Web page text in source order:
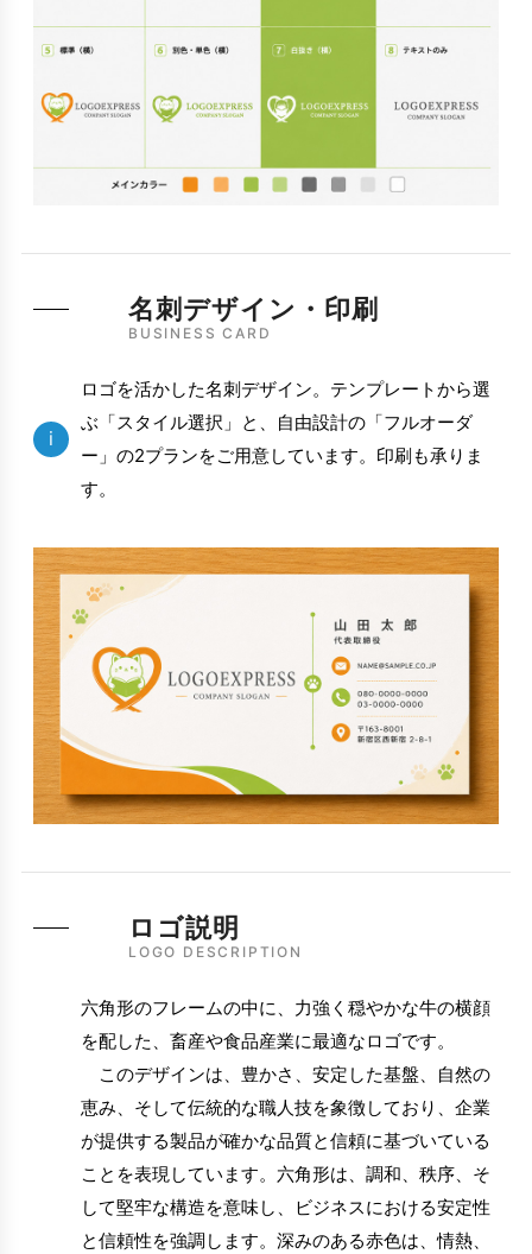
名刺デザイン・印刷
BUSINESS CARD
i
ロゴを活かした名刺デザイン。テンプレートから選
ぶ「スタイル選択」と、自由設計の「フルオーダ
ー」の2プランをご用意しています。印刷も承りま
す。
ロゴ説明
LOGO DESCRIPTION
六角形のフレームの中に、力強く穏やかな牛の横顔
を配した、畜産や食品産業に最適なロゴです。
このデザインは、豊かさ、安定した基盤、自然の
恵み、そして伝統的な職人技を象徴しており、企業
が提供する製品が確かな品質と信頼に基づいている
ことを表現しています。六角形は、調和、秩序、そ
して堅牢な構造を意味し、ビジネスにおける安定性
と信頼性を強調します。深みのある赤色は、情熱、